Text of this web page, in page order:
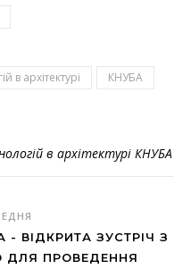
в архітектурі
КНУБА
в архітектурі КНУБА
ВІДКРИТА ЗУСТРІЧ З
ДЛЯ ПРОВЕДЕННЯ